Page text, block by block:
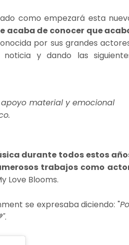
como empezará esta
acaba de conocer que
por sus grandes
y dando las
material y emocional
durante todos estos
trabajos como
Love Blooms.
se expresaba diciendo: "
.